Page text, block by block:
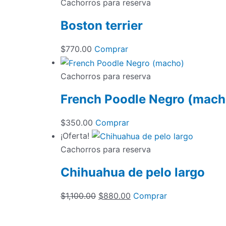
Cachorros para reserva
Boston terrier
$770.00 Comprar
Cachorros para reserva
French Poodle Negro
$350.00 Comprar
¡Oferta!
Cachorros para reserva
Chihuahua de pelo largo
$1,100.00 El
$880.00 El
Comprar